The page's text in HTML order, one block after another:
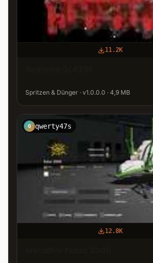
11.2K
Spritzen & Dünger · v1.0.0.0 · 4,9 MB
Q qwerty47s
12.8K